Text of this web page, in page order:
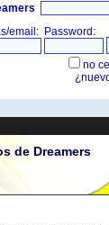
de Dreamers